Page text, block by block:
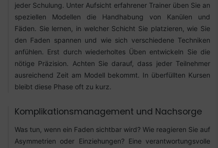
jeder Schulung. Unter Aufsicht erfahrener Trainer üben Sie an
speziellen Modellen die Handhabung von Kanülen und
Fäden. Sie lernen, in welcher Schicht Sie platzieren, wie Sie
den Faden spannen und wie sich verschiedene Techniken
anfühlen. Erst durch wiederholtes Üben entwickeln Sie die
nötige Präzision. Achten Sie darauf, dass jeder Teilnehmer
ausreichend Zeit am Modell bekommt. In überfüllten Kursen
bleibt diese Phase oft zu kurz.
Komplikationsmanagement und Nachsorge
Was tun, wenn ein Faden sichtbar wird? Wie reagieren Sie auf
Asymmetrien oder Einziehungen? Eine verantwortungsvolle